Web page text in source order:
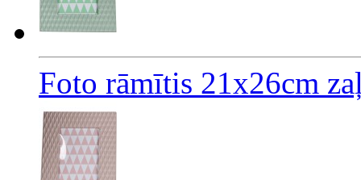
Foto rāmītis 21x26cm